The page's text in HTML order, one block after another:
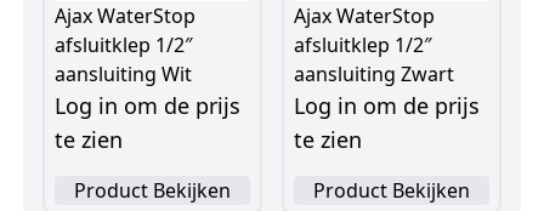
Ajax WaterStop
afsluitklep 1/2″
aansluiting Wit
Log in om de prijs
te zien
Product Bekijken
Ajax WaterStop
afsluitklep 1/2″
aansluiting Zwart
Log in om de prijs
te zien
Product Bekijken